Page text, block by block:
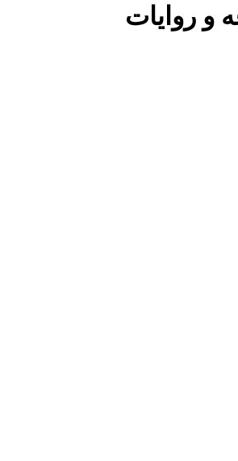
و روایات